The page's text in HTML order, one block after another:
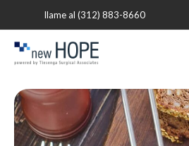
llame al (312) 883-8660